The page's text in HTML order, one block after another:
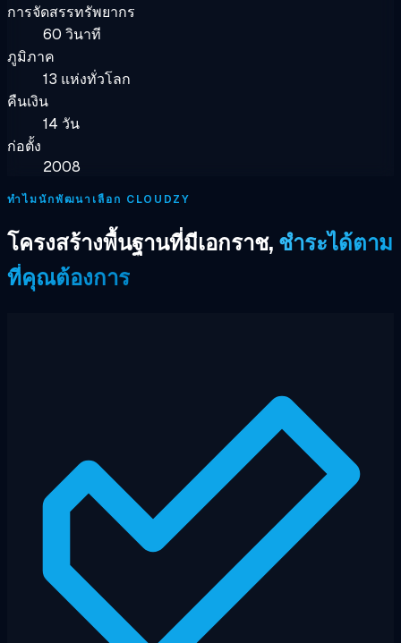
การจัดสรรทรัพยากร
60 วินาที
ภูมิภาค
13 แห่งทั่วโลก
คืนเงิน
14 วัน
ก่อตั้ง
2008
ทำไมนักพัฒนาเลือก CLOUDZY
โครงสร้างพื้นฐานที่มีเอกราช, ชำระได้ตาม
ที่คุณต้องการ